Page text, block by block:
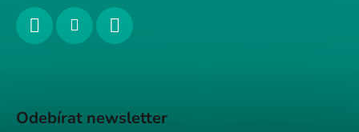
Odebírat newsletter